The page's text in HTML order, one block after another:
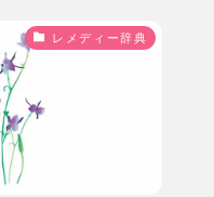
レメディー辞典